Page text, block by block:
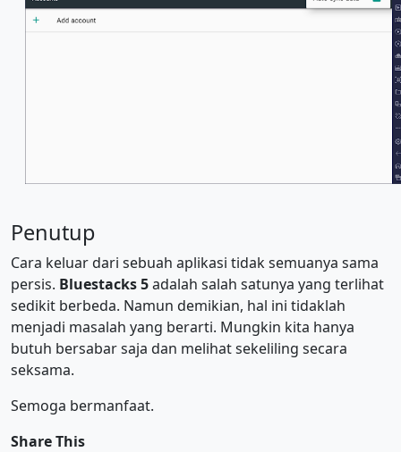
Penutup
Cara keluar dari sebuah aplikasi tidak semuanya sama
persis. Bluestacks 5adalah salah satunya yang terlihat
sedikit berbeda. Namun demikian, hal ini tidaklah
menjadi masalah yang berarti. Mungkin kita hanya
butuh bersabar saja dan melihat sekeliling secara
seksama.
Semoga bermanfaat.
Share This